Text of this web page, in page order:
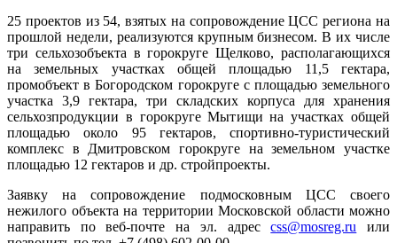
25 проектов из 54, взятых на сопровождение ЦСС региона на
прошлой недели, реализуются крупным бизнесом. В их числе
три сельхозобъекта в горокруге Щелково, располагающихся
на земельных участках общей площадью 11,5 гектара,
промобъект в Богородском горокруге с площадью земельного
участка 3,9 гектара, три складских корпуса для хранения
сельхозпродукции в горокруге Мытищи на участках общей
площадью около 95 гектаров, спортивно-туристический
комплекс в Дмитровском горокруге на земельном участке
площадью 12 гектаров и др. стройпроекты.
Заявку на сопровождение подмосковным ЦСС своего
нежилого объекта на территории Московской области можно
направить по веб-почте на эл. адресcss@mosreg.ru или